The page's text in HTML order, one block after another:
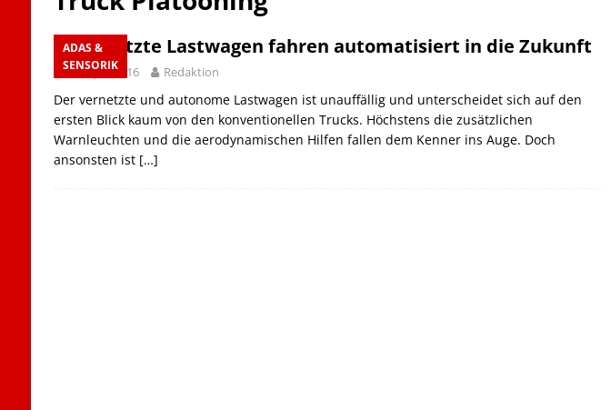
ADAS &
SENSORIK
Vernetzte Lastwagen fahren automatisiert in die Zukunft
27. April 2016 Redaktion
Der vernetzte und autonome Lastwagen ist unauffällig und unterscheidet sich auf den
ersten Blick kaum von den konventionellen Trucks. Höchstens die zusätzlichen
Warnleuchten und die aerodynamischen Hilfen fallen dem Kenner ins Auge. Doch
ansonsten ist […]